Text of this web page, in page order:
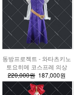
동방프로젝트 - 와타츠키노
토요히메 코스프레 의상
220,000원187,000원